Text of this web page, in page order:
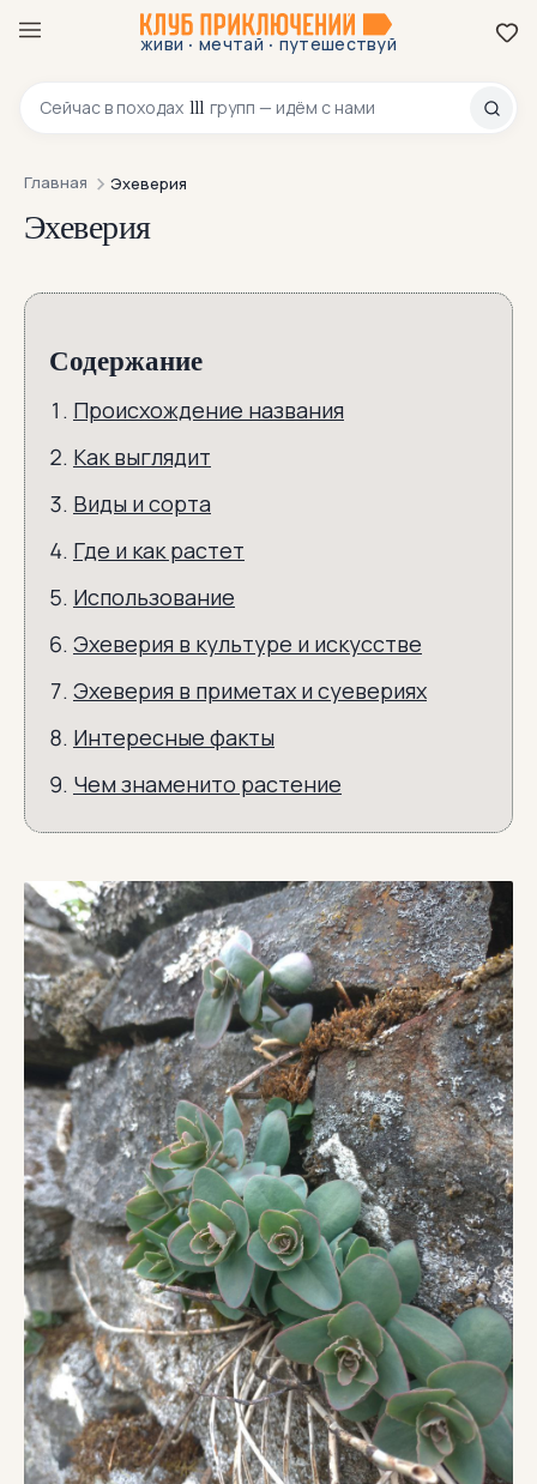
живи · мечтай · путешествуй
Сейчас в походах 111 групп — идём с нами
8 800 200-70-23
Главная Эхеверия
Эхеверия
Содержание
Происхождение названия
Как выглядит
Виды и сорта
Где и как растет
Использование
Эхеверия в культуре и искусстве
Эхеверия в приметах и суевериях
Интересные факты
Чем знаменито растение